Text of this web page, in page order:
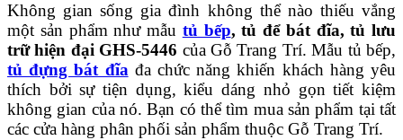
Không gian sống gia đình không thể nào thiếu vắng
một sản phẩm như mẫu tủ bếp, tủ để bát đĩa, tủ lưu
trữ hiện đại GHS-5446 của Gỗ Trang Trí. Mẫu tủ bếp,
tủ đựng bát đĩa đa chức năng khiến khách hàng yêu
thích bởi sự tiện dụng, kiểu dáng nhỏ gọn tiết kiệm
không gian của nó. Bạn có thể tìm mua sản phẩm tại tất
các cửa hàng phân phối sản phẩm thuộc Gỗ Trang Trí.